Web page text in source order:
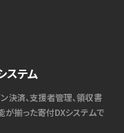
ステム
決済、支援者管理、領収書
が揃った寄付DXシステムで